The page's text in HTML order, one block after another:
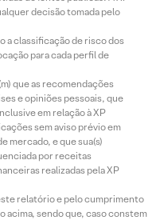
decisão tomada pelo
a classificação de risco dos
para cada perfil de
que as recomendações
e opiniões pessoais, que
em relação à XP
sem aviso prévio em
mercado, e que sua(s)
por receitas
realizadas pela XP
relatório e pelo cumprimento
acima, sendo que, caso constem